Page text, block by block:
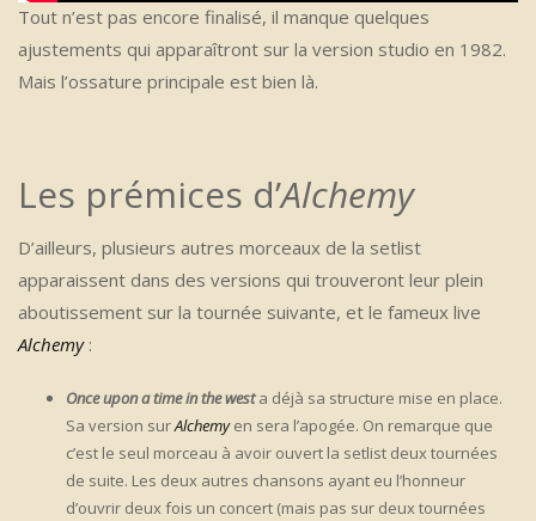
Tout n’est pas encore finalisé, il manque quelques
ajustements qui apparaîtront sur la version studio en 1982.
Mais l’ossature principale est bien là.
Les prémices d’Alchemy
D’ailleurs, plusieurs autres morceaux de la setlist
apparaissent dans des versions qui trouveront leur plein
aboutissement sur la tournée suivante, et le fameux live
Alchemy:
Once upon a time in the westa déjà sa structure mise en place.
Sa version surAlchemyen sera l’apogée. On remarque que
c’est le seul morceau à avoir ouvert la setlist deux tournées
de suite. Les deux autres chansons ayant eu l’honneur
d’ouvrir deux fois un concert (mais pas sur deux tournées